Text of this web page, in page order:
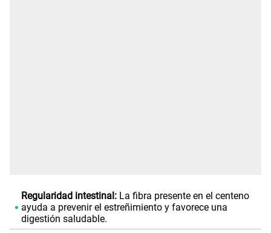
Regularidad intestinal:La fibra presente en el centeno
ayuda a prevenir el estreñimiento y favorece una
digestión saludable.